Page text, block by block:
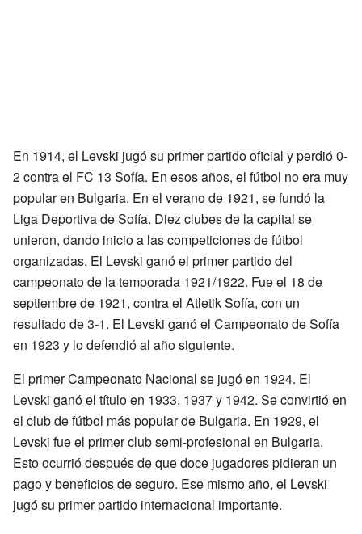
En 1914, el Levski jugó su primer partido oficial y perdió 0-
2 contra el FC 13 Sofía. En esos años, el fútbol no era muy
popular en Bulgaria. En el verano de 1921, se fundó la
Liga Deportiva de Sofía. Diez clubes de la capital se
unieron, dando inicio a las competiciones de fútbol
organizadas. El Levski ganó el primer partido del
campeonato de la temporada 1921/1922. Fue el 18 de
septiembre de 1921, contra el Atletik Sofía, con un
resultado de 3-1. El Levski ganó el Campeonato de Sofía
en 1923 y lo defendió al año siguiente.
El primer Campeonato Nacional se jugó en 1924. El
Levski ganó el título en 1933, 1937 y 1942. Se convirtió en
el club de fútbol más popular de Bulgaria. En 1929, el
Levski fue el primer club semi-profesional en Bulgaria.
Esto ocurrió después de que doce jugadores pidieran un
pago y beneficios de seguro. Ese mismo año, el Levski
jugó su primer partido internacional importante.